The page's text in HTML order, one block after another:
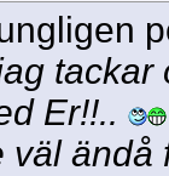
Er!!..
väl ändå